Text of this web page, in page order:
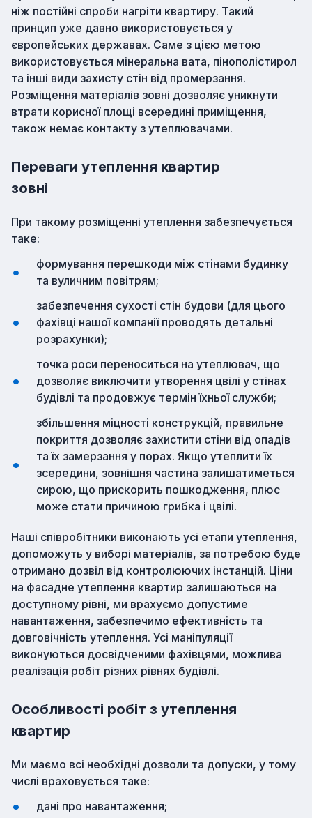
ніж постійні спроби нагріти квартиру. Такий
принцип уже давно використовується у
європейських державах. Саме з цією метою
використовується мінеральна вата, пінополістирол
та інші види захисту стін від промерзання.
Розміщення матеріалів зовні дозволяє уникнути
втрати корисної площі всередині приміщення,
також немає контакту з утеплювачами.
Переваги утеплення квартир
зовні
При такому розміщенні утеплення забезпечується
таке:
формування перешкоди між стінами будинку
та вуличним повітрям;
забезпечення сухості стін будови (для цього
фахівці нашої компанії проводять детальні
розрахунки);
точка роси переноситься на утеплювач, що
дозволяє виключити утворення цвілі у стінах
будівлі та продовжує термін їхньої служби;
збільшення міцності конструкцій, правильне
покриття дозволяє захистити стіни від опадів
та їх замерзання у порах. Якщо утеплити їх
зсередини, зовнішня частина залишатиметься
сирою, що прискорить пошкодження, плюс
може стати причиною грибка і цвілі.
Наші співробітники виконають усі етапи утеплення,
допоможуть у виборі матеріалів, за потребою буде
отримано дозвіл від контролюючих інстанцій. Ціни
на фасадне утеплення квартир залишаються на
доступному рівні, ми врахуємо допустиме
навантаження, забезпечимо ефективність та
довговічність утеплення. Усі маніпуляції
виконуються досвідченими фахівцями, можлива
реалізація робіт різних рівнях будівлі.
Особливості робіт з утеплення
квартир
Ми маємо всі необхідні дозволи та допуски, у тому
числі враховується таке:
дані про навантаження;